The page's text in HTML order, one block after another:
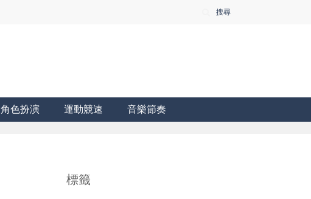
搜尋
角色扮演 運動競速 音樂節奏
標籤